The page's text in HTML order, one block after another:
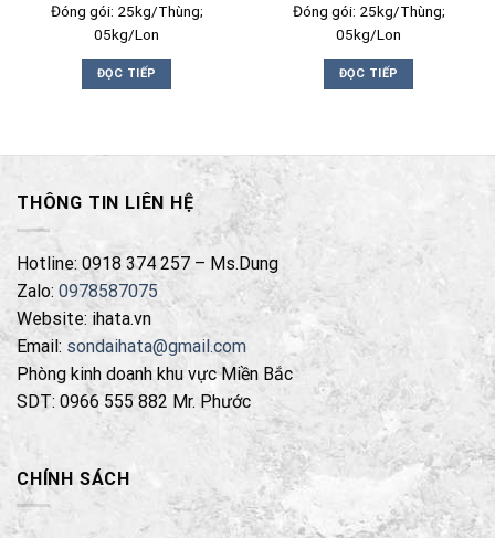
Đóng gói: 25kg/Thùng;
05kg/Lon
ĐỌC TIẾP
Đóng gói: 25kg/Thùng;
05kg/Lon
ĐỌC TIẾP
THÔNG TIN LIÊN HỆ
Hotline: 0918 374 257 – Ms.Dung
Zalo: 0978587075
Website: ihata.vn
Email: sondaihata@gmail.com
Phòng kinh doanh khu vực Miền Bắc
SDT: 0966 555 882 Mr. Phước
CHÍNH SÁCH